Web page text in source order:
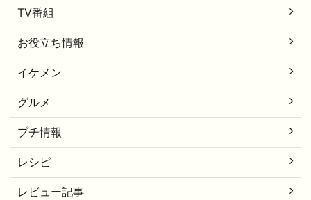
TV番組
お役立ち情報
イケメン
グルメ
プチ情報
レシピ
レビュー記事